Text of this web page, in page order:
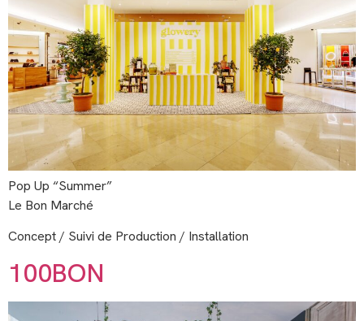
Pop Up “Summer”
Le Bon Marché
Concept / Suivi de Production / Installation
100BON